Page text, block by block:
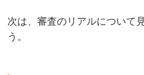
次は、審査のリアルについて
う。